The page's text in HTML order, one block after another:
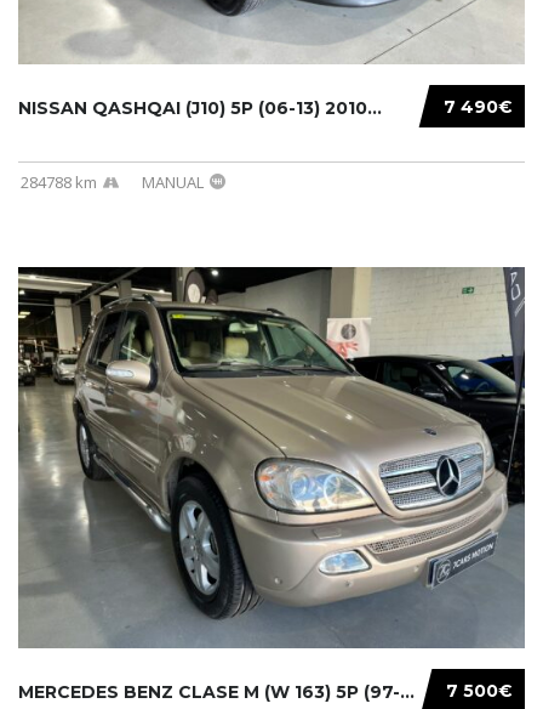
7 490€
NISSAN QASHQAI (J10) 5P (06-13) 2010...
284788 km MANUAL
7 500€
MERCEDES BENZ CLASE M (W 163) 5P (97-05) 200...